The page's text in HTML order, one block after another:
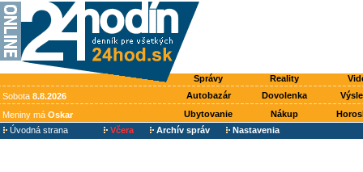
Správy Reality
Sobota 8.8.2026 Autobazár Dovolenka
Meniny má Oskar Ubytovanie Nákup
Úvodná strana
Včera Archív správ Nastavenia